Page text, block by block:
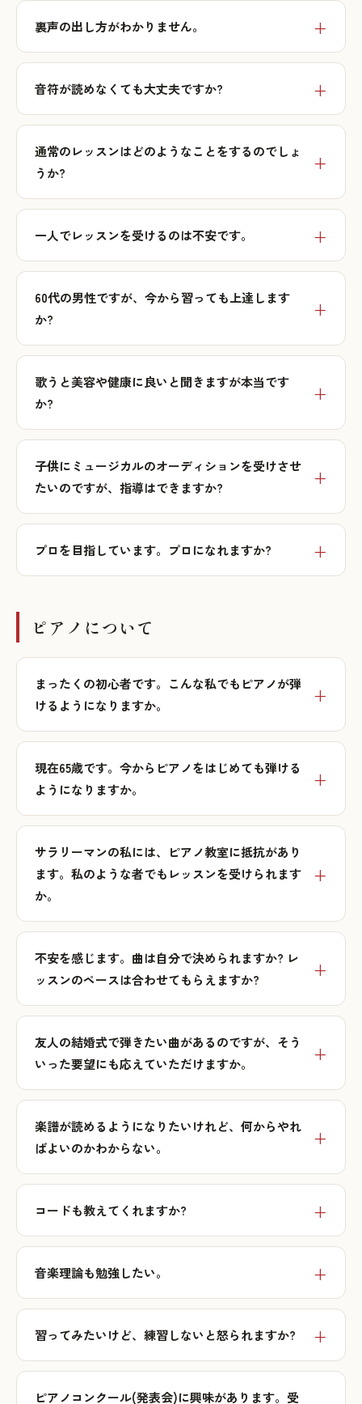
裏声の出し方がわかりません。
音符が読めなくても大丈夫ですか?
通常のレッスンはどのようなことをするのでしょ
うか?
一人でレッスンを受けるのは不安です。
60代の男性ですが、今から習っても上達します
か?
歌うと美容や健康に良いと聞きますが本当です
か?
子供にミュージカルのオーディションを受けさせ
たいのですが、指導はできますか?
プロを目指しています。プロになれますか?
ピアノについて
まったくの初心者です。こんな私でもピアノが弾
けるようになりますか。
現在65歳です。今からピアノをはじめても弾ける
ようになりますか。
サラリーマンの私には、ピアノ教室に抵抗があり
ます。私のような者でもレッスンを受けられます
か。
不安を感じます。曲は自分で決められますか? レ
ッスンのペースは合わせてもらえますか?
友人の結婚式で弾きたい曲があるのですが、そう
いった要望にも応えていただけますか。
楽譜が読めるようになりたいけれど、何からやれ
ばよいのかわからない。
コードも教えてくれますか?
音楽理論も勉強したい。
習ってみたいけど、練習しないと怒られますか?
ピアノコンクール(発表会)に興味があります。受